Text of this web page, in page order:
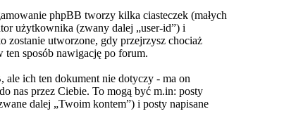
phpBB tworzy kilka ciasteczek (małych
użytkownika (zwany dalej „user-id”) i
zostanie utworzone, gdy przejrzysz chociaż
ten sposób nawigację po forum.
ale ich ten dokument nie dotyczy - ma on
nas przez Ciebie. To mogą być m.in: posty
dalej „Twoim kontem”) i posty napisane